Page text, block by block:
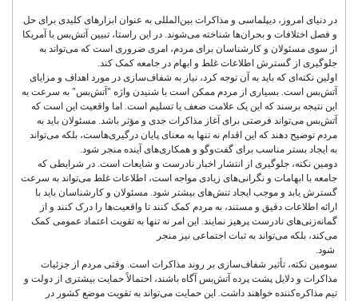
در دنیای امروز، دیپلماسی و مذاکرات بین‌المللی به عنوان ابزارهای کلیدی برای حل
و فصل اختلافات و بحران‌ها شناخته می‌شوند. در این راستا، تبیین آتش‌بس با آمریکا
از سوی مسئولان و کارشناسان برای مردم، امری ضروری است که می‌تواند به
جلوگیری از گسترش اطلاعات غلط و ابهام در جامعه کمک کند.
اولین نکته‌ای که باید به آن توجه کرد، نیاز به شفاف‌سازی در مورد اهداف و مزایای
آتش‌بس است. بسیاری از مردم ممکن است با شنیدن واژه "آتش‌بس" به سرعت به
این نتیجه برسند که این یک علامت ضعف یا تسلیم است. اما واقعیت این است که
آتش‌بس می‌تواند فرصتی برای آغاز مذاکرات جدی و مؤثر باشد. مسئولان باید به
مردم توضیح دهند که این اقدام نه تنها به معنای پایان درگیری‌هاست، بلکه می‌تواند
به ایجاد بستر مناسب برای گفت‌وگو و همکاری‌های آینده منجر شود.
دومین نکته، جلوگیری از انتشار اخبار نادرست و شایعات است. در شرایطی که
جامعه با ابهامات و نگرانی‌های زیادی مواجه است، اطلاعات غلط می‌تواند به سرعت
گسترش یابد و موجب ایجاد تنش‌های بیشتر شود. مسئولان و کارشناسان باید با
ارائه اطلاعات دقیق و مستند، به مردم کمک کنند تا واقعیت‌ها را درک کنند و از
گمانه‌زنی‌های نادرست پرهیز نمایند. این امر نه تنها به تقویت اعتماد عمومی کمک
می‌کند، بلکه می‌تواند به ثبات اجتماعی نیز منجر
شود.
سومین نکته، تأثیر شفاف‌سازی بر روند مذاکرات است. وقتی مردم از جزئیات
مذاکرات و دلایل پشت پرده آتش‌بس آگاه باشند، احتمالاً حمایت بیشتری از دولت و
تیم مذاکره‌کننده خواهند داشت. این حمایت می‌تواند به تقویت موضع کشور در